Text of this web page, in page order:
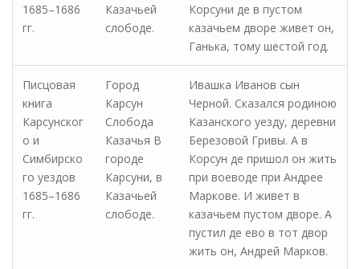
1685–1686
гг.
Казачьей
слободе.
Корсуни де в пустом
казачьем дворе живет он,
Ганька, тому шестой год.
Писцовая
книга
Карсунског
о и
Симбирско
го уездов
1685–1686
гг.
Город
Карсун
Слобода
Казачья В
городе
Карсуни, в
Казачьей
слободе.
Ивашка Иванов сын
Черной. Сказался родиною
Казанского уезду, деревни
Березовой Гривы. А в
Корсун де пришол он жить
при воеводе при Андрее
Маркове. И живет в
казачьем пустом дворе. А
пустил де ево в тот двор
жить он, Андрей Марков.